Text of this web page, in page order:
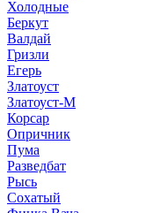
Холодные
Беркут
Валдай
Гризли
Егерь
Златоуст
Златоуст-М
Корсар
Опричник
Пума
Разведбат
Рысь
Сохатый